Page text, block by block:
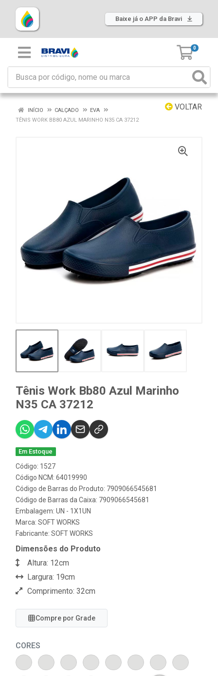
Baixe já o APP da Bravi
0
VOLTAR
INÍCIO CALÇADO
EVA
TÊNIS WORK BB80 AZUL MARINHO N35 CA 37212
Tênis Work Bb80 Azul Marinho
N35 CA 37212
Em Estoque
Código: 1527
Código NCM: 64019990
Código de Barras do Produto: 7909066545681
Código de Barras da Caixa: 7909066545681
Embalagem: UN - 1X1UN
Marca: SOFT WORKS
Fabricante: SOFT WORKS
Dimensões do Produto
Altura: 12cm
Largura: 19cm
Comprimento: 32cm
Compre por Grade
CORES